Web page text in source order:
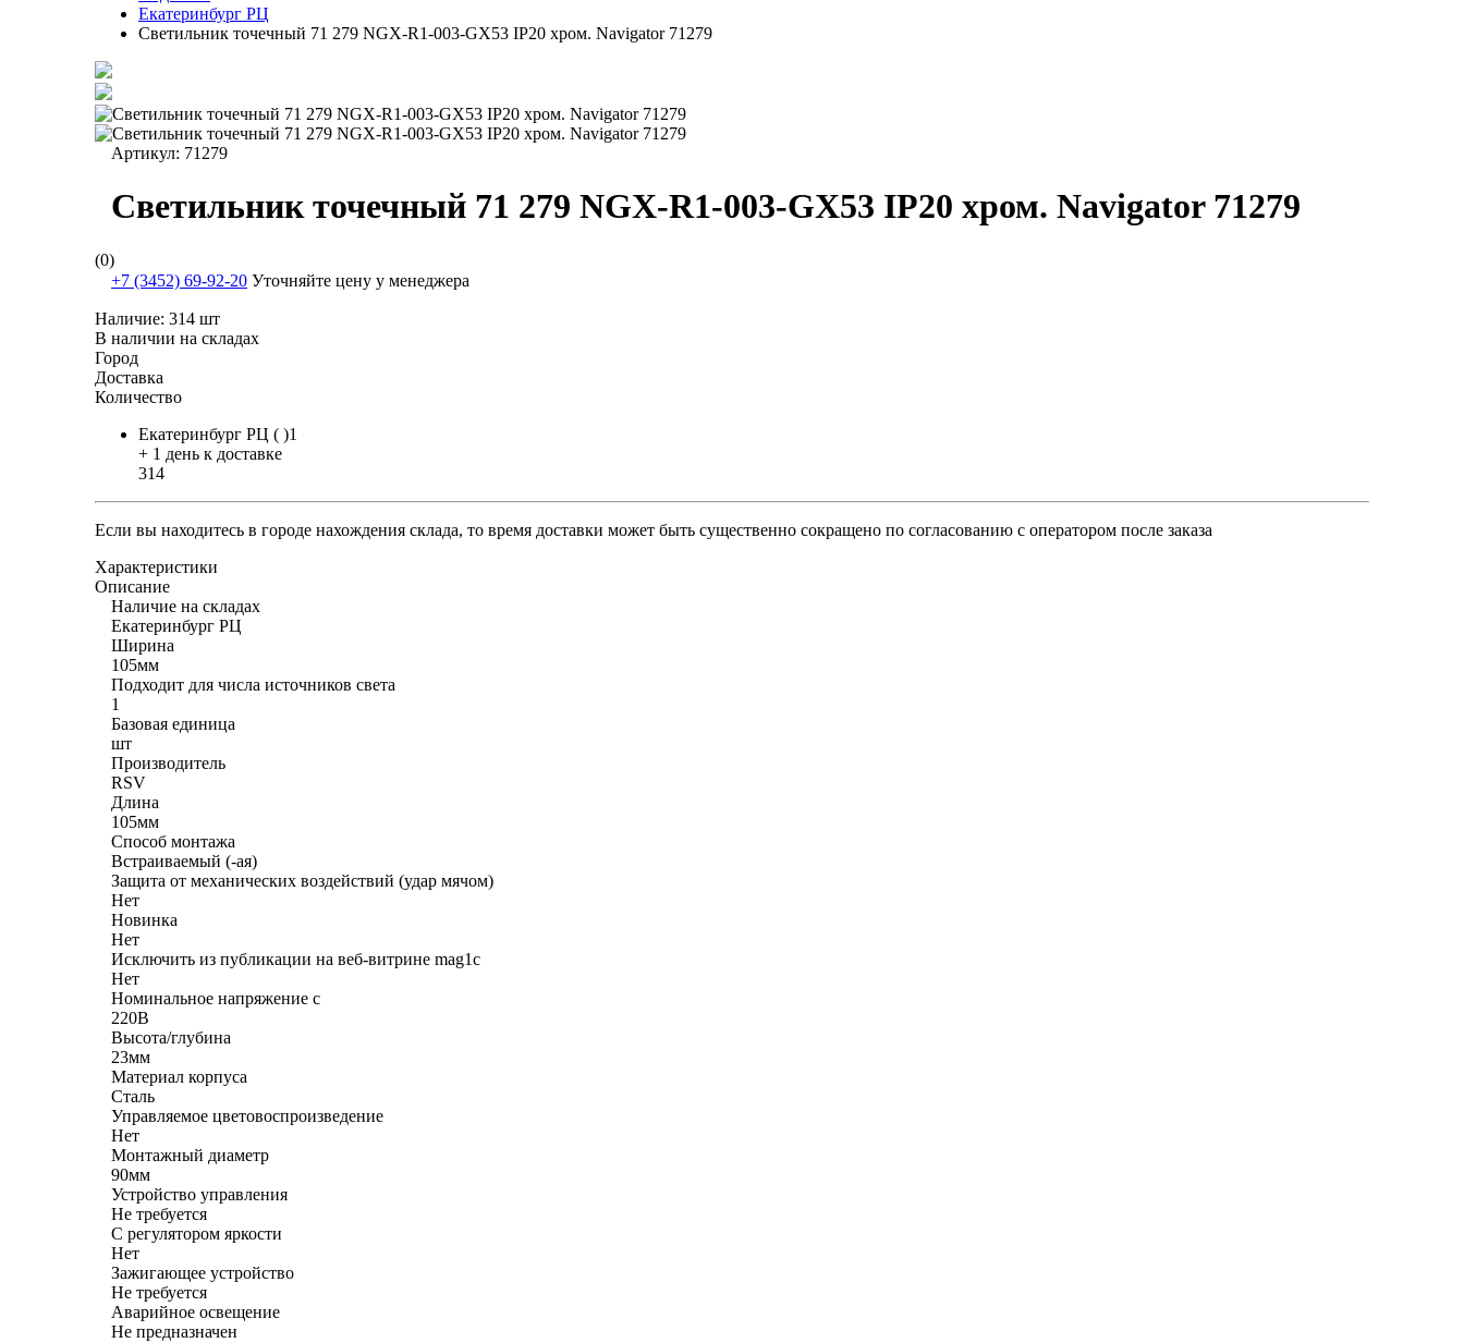
Екатеринбург РЦ
Светильник точечный 71 279 NGX-R1-003-GX53 IP20 хром. Navigator 71279
Артикул: 71279
Светильник точечный 71 279 NGX-R1-003-GX53 IP20 хром. Navigator 71279
(0)
+7 (3452) 69-92-20 Уточняйте цену у менеджера
Наличие: 314 шт
В наличии на складах
Город
Доставка
Количество
Екатеринбург РЦ ( )1
+ 1 день к доставке
314
Если вы находитесь в городе нахождения склада, то время доставки может быть существенно сокращено по согласованию с оператором после заказа
Характеристики
Описание
Наличие на складах
Екатеринбург РЦ
Ширина
105мм
Подходит для числа источников света
1
Базовая единица
шт
Производитель
RSV
Длина
105мм
Способ монтажа
Встраиваемый (-ая)
Защита от механических воздействий (удар мячом)
Нет
Новинка
Нет
Исключить из публикации на веб-витрине mag1c
Нет
Номинальное напряжение с
220В
Высота/глубина
23мм
Материал корпуса
Сталь
Управляемое цветовоспроизведение
Нет
Монтажный диаметр
90мм
Устройство управления
Не требуется
С регулятором яркости
Нет
Зажигающее устройство
Не требуется
Аварийное освещение
Не предназначен